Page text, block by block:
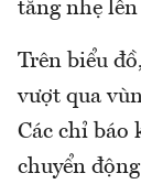
tăng nhẹ
Trên biểu
vượt qua
Các chỉ báo
chuyển